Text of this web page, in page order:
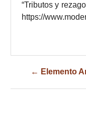
“Tributos y
https://
← Elemento